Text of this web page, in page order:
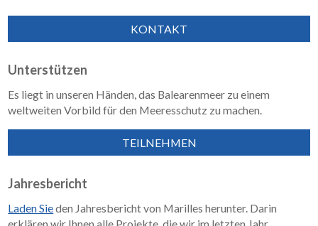
KONTAKT
Unterstützen
Es liegt in unseren Händen, das Balearenmeer zu einem
weltweiten Vorbild für den Meeresschutz zu machen.
TEILNEHMEN
Jahresbericht
Laden Sieden Jahresbericht von Marilles herunter. Darin